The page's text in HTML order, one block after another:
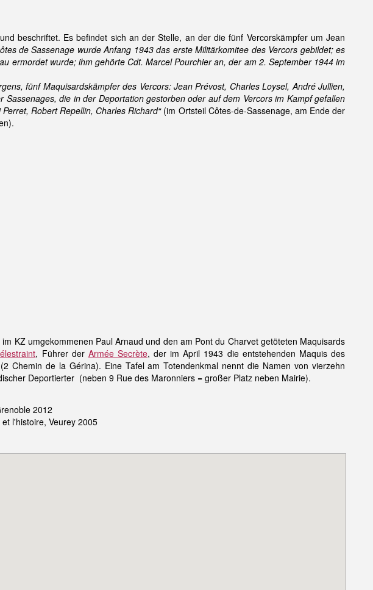
beschriftet. Es befindet sich an der Stelle, an der die fünf Vercorskämpfer um Jean
de Sassenage wurde Anfang 1943 das erste Militärkomitee des Vercors gebildet; es
ermordet wurde; ihm gehörte Cdt. Marcel Pourchier an, der am 2. September 1944 im
fünf Maquisardskämpfer des Vercors: Jean Prévost, Charles Loysel, André Jullien,
die in der Deportation gestorben oder auf dem Vercors im Kampf gefallen
Robert Repellin, Charles Richard“ (im Ortsteil Côtes-de-Sassenage, am Ende der
KZ umgekommenen Paul Arnaud und den am Pont du Charvet getöteten Maquisards
, Führer der Armée Secrète, der im April 1943 die entstehenden Maquis des
Chemin de la Gérina). Eine Tafel am Totendenkmal nennt die Namen von vierzehn
Deportierter (neben 9 Rue des Maronniers = großer Platz neben Mairie).
2012
l'histoire, Veurey 2005